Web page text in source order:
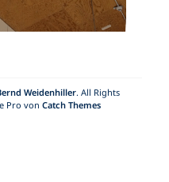
Weidenhiller. All Rights
Pro von Catch Themes